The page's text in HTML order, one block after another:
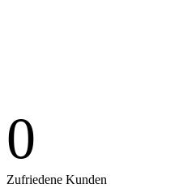
0
Zufriedene Kunden